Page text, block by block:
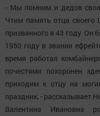
- Мы помним и дедов
Чтим память отца
призванного в 43 году. Он
1950 году в звании
время работал
почестями похоронен
приходим к отцу на
праздник, - рассказывает
Валентина Ивановна